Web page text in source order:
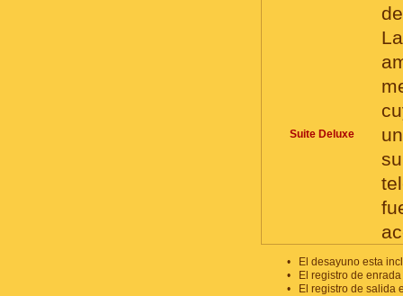
Suite Deluxe
•
El desayuno esta
•
El registro de
•
El registro de salida